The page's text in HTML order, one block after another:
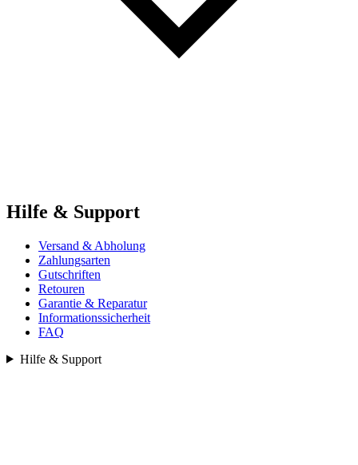
Hilfe & Support
Versand & Abholung
Zahlungsarten
Gutschriften
Retouren
Garantie & Reparatur
Informationssicherheit
FAQ
Hilfe & Support